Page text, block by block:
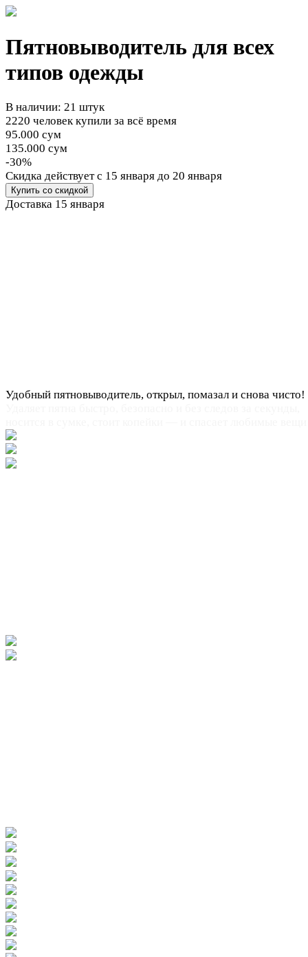
Пятновыводитель для всех
типов одежды
В наличии: 21 штук
2220 человек купили за всё время
95.000 сум
135.000 сум
-30%
Cкидка действуетс 15 января до 20 января
Купить со скидкой
Доставка 15 января
Удобный пятновыводитель, открыл, помазал и снова чисто!